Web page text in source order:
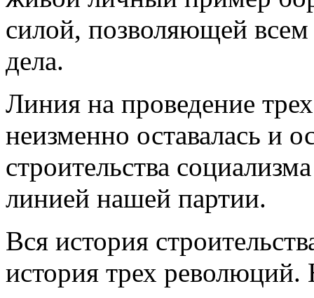
силой, позволяющей всем
дела.
Линия на проведение
неизменно оставалась и
строительства
линией нашей партии.
Вся история
история трех